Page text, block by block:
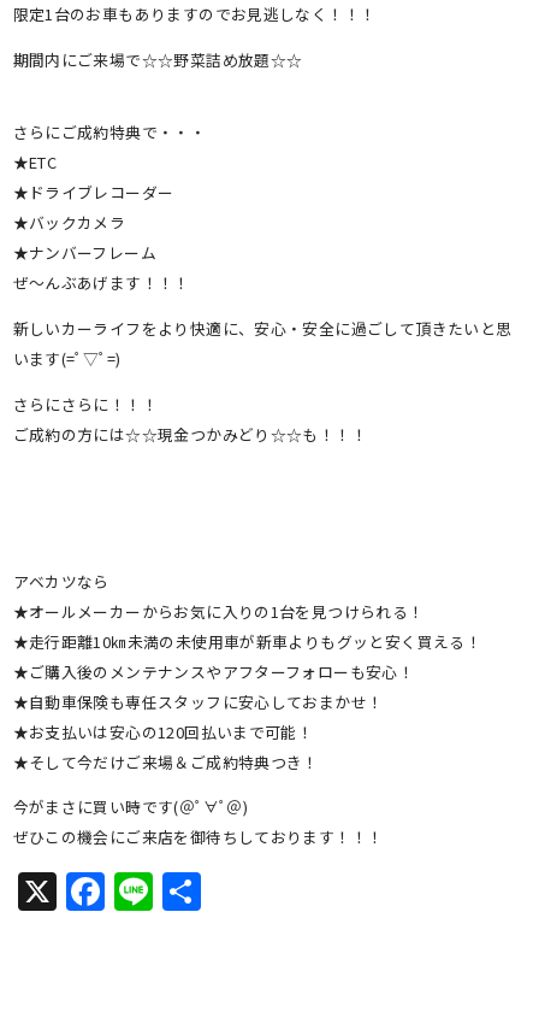
限定1台のお車もありますのでお見逃しなく！！！
期間内にご来場で☆☆野菜詰め放題☆☆
さらにご成約特典で・・・
★ETC
★ドライブレコーダー
★バックカメラ
★ナンバーフレーム
ぜ～んぶあげます！！！
新しいカーライフをより快適に、安心・安全に過ごして頂きたいと思
います(=ﾟ▽ﾟ=)
さらにさらに！！！
ご成約の方には☆☆現金つかみどり☆☆も！！！
アベカツなら
★オールメーカーからお気に入りの1台を見つけられる！
★走行距離10㎞未満の未使用車が新車よりもグッと安く買える！
★ご購入後のメンテナンスやアフターフォローも安心！
★自動車保険も専任スタッフに安心しておまかせ！
★お支払いは安心の120回払いまで可能！
★そして今だけご来場＆ご成約特典つき！
今がまさに買い時です(＠ﾟ∀ﾟ＠)
ぜひこの機会にご来店を御待ちしております！！！
X Facebook
Line共